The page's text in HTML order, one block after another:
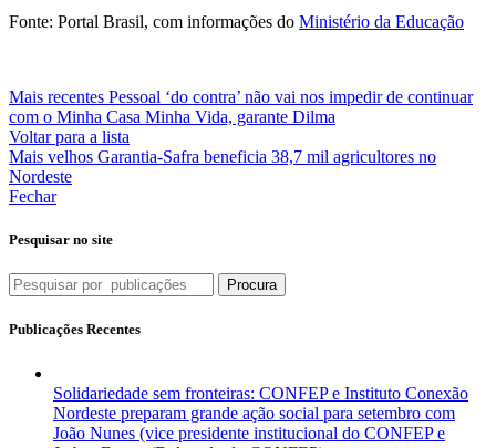
Fonte: Portal Brasil, com informações do Ministério da Educação
Mais recentes Pessoal ‘do contra’ não vai nos impedir de continuar
com o Minha Casa Minha Vida, garante Dilma
Voltar para a lista
Mais velhos Garantia-Safra beneficia 38,7 mil agricultores no
Nordeste
Fechar
Pesquisar no site
Procura
Publicações Recentes
Solidariedade sem fronteiras: CONFEP e Instituto Conexão
Nordeste preparam grande ação social para setembro com
João Nunes (vice presidente institucional do CONFEP e